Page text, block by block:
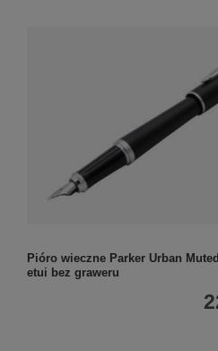
Pióro wieczne Parker Urban
etui bez graweru